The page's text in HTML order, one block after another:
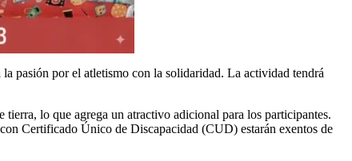
pasión por el atletismo con la solidaridad. La actividad tendrá
lo que agrega un atractivo adicional para los participantes.
Certificado Único de Discapacidad (CUD) estarán exentos de